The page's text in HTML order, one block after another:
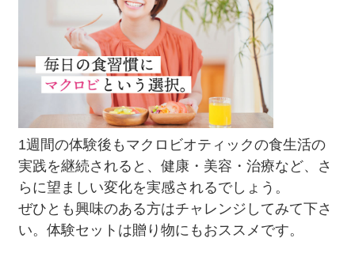
1週間の体験後もマクロビオティックの食生活の
実践を継続されると、健康・美容・治療など、さ
らに望ましい変化を実感されるでしょう。
ぜひとも興味のある方はチャレンジしてみて下さ
い。体験セットは贈り物にもおススメです。